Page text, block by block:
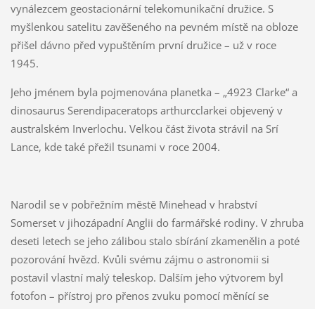
vynálezcem geostacionární telekomunikační družice. S
myšlenkou satelitu zavěšeného na pevném místě na obloze
přišel dávno před vypuštěním první družice – už v roce
1945.
Jeho jménem byla pojmenována planetka – „4923 Clarke“ a
dinosaurus Serendipaceratops arthurcclarkei objevený v
australském Inverlochu. Velkou část života strávil na Srí
Lance, kde také přežil tsunami v roce 2004.
Narodil se v pobřežním městě Minehead v hrabství
Somerset v jihozápadní Anglii do farmářské rodiny. V zhruba
deseti letech se jeho zálibou stalo sbírání zkamenělin a poté
pozorování hvězd. Kvůli svému zájmu o astronomii si
postavil vlastní malý teleskop. Dalším jeho výtvorem byl
fotofon – přístroj pro přenos zvuku pomocí měnící se